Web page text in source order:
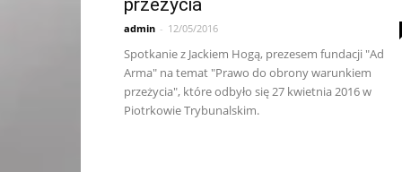
przeżycia
admin - 12/05/2016
Spotkanie z Jackiem Hogą, prezesem fundacji "Ad
Arma" na temat "Prawo do obrony warunkiem
przeżycia", które odbyło się 27 kwietnia 2016 w
Piotrkowie Trybunalskim.